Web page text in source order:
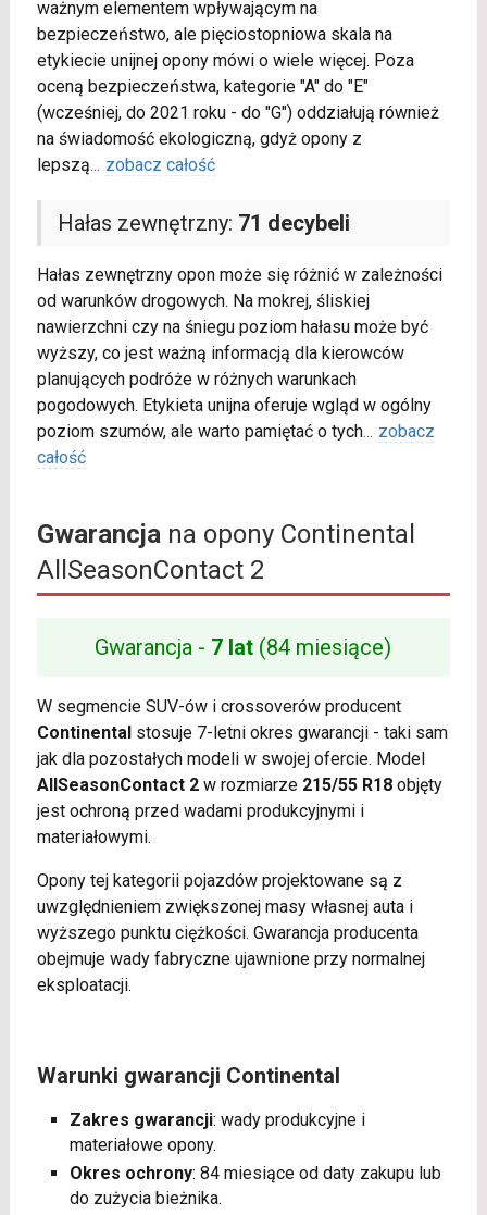
ważnym elementem wpływającym na
bezpieczeństwo, ale pięciostopniowa skala na
etykiecie unijnej opony mówi o wiele więcej. Poza
oceną bezpieczeństwa, kategorie "A" do "E"
(wcześniej, do 2021 roku - do "G") oddziałują również
na świadomość ekologiczną, gdyż opony z
lepszą... zobacz całość
Hałas zewnętrzny: 71 decybeli
Hałas zewnętrzny opon może się różnić w zależności
od warunków drogowych. Na mokrej, śliskiej
nawierzchni czy na śniegu poziom hałasu może być
wyższy, co jest ważną informacją dla kierowców
planujących podróże w różnych warunkach
pogodowych. Etykieta unijna oferuje wgląd w ogólny
poziom szumów, ale warto pamiętać o tych... zobacz
całość
Gwarancjana opony Continental
AllSeasonContact 2
Gwarancja - 7 lat (84 miesiące)
W segmencie SUV-ów i crossoverów producent
Continentalstosuje 7-letni okres gwarancji - taki sam
jak dla pozostałych modeli w swojej ofercie. Model
AllSeasonContact 2w rozmiarze 215/55 R18objęty
jest ochroną przed wadami produkcyjnymi i
materiałowymi.
Opony tej kategorii pojazdów projektowane są z
uwzględnieniem zwiększonej masy własnej auta i
wyższego punktu ciężkości. Gwarancja producenta
obejmuje wady fabryczne ujawnione przy normalnej
eksploatacji.
Warunki gwarancji Continental
Zakres gwarancji: wady produkcyjne i
materiałowe opony.
Okres ochrony: 84 miesiące od daty zakupu lub
do zużycia bieżnika.